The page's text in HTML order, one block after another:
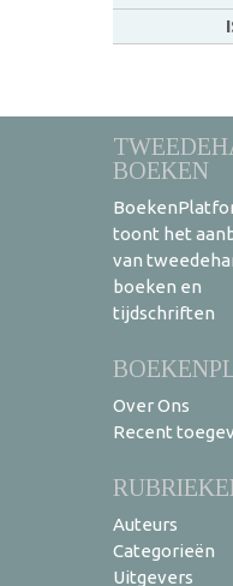
BOEKEN
toont het
van
boeken en
tijdschriften
Over Ons
Recent
Auteurs
Categorieën
Uitgevers